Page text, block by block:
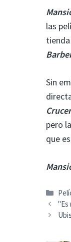
las
Sin
pero
que
"Es